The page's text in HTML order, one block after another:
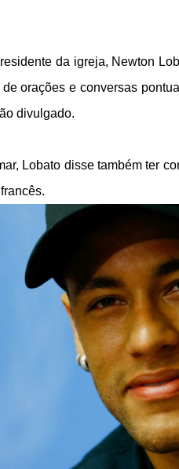
da igreja, Newton
orações e conversas
divulgado.
Lobato disse também ter